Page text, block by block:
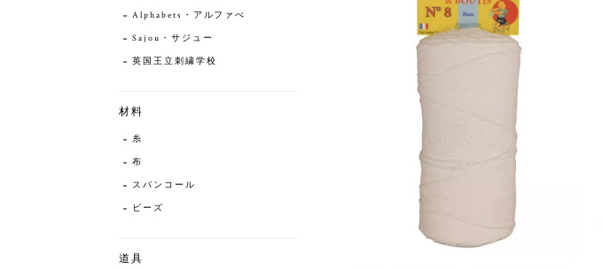
Alphabets・アルファべ
Sajou・サジュー
英国王立刺繍学校
材料
糸
布
スパンコール
ビーズ
道具